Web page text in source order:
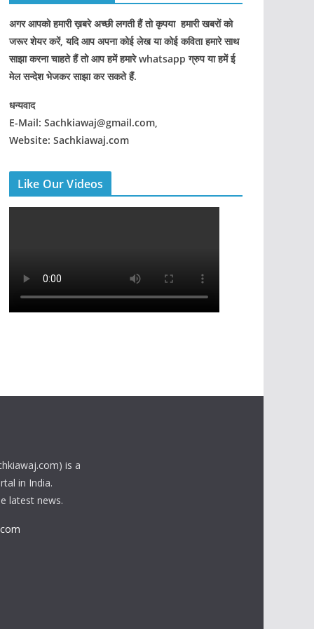
अगर आपको हमारी ख़बरे अच्छी लगती हैं तो कृपया हमारी खबरों को
जरूर शेयर करें, यदि आप अपना कोई लेख या कोई कविता हमारे साथ
साझा करना चाहते हैं तो आप हमें हमारे whatsapp ग्रुप या हमें ई
मेल सन्देश भेजकर साझा कर सकते हैं.
धन्यवाद
E-Mail: Sachkiawaj@gmail.com,
Website: Sachkiawaj.com
Like Our Videos
is a
in India.
latest news.